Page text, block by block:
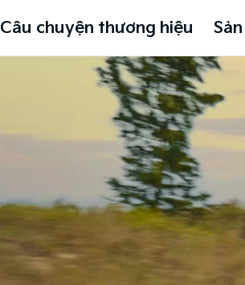
Câu chuyện thương hiệu